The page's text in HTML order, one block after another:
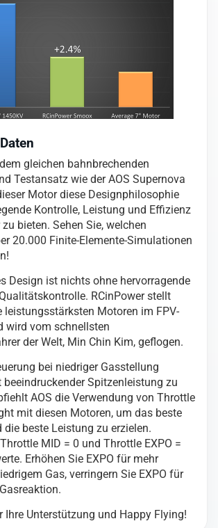
gleichen bahnbrechenden
Testansatz wie der AOS Supernova
Motor diese Designphilosophie
Kontrolle, Leistung und Effizienz
bieten. Sehen Sie, welchen
20.000 Finite-Elemente-Simulationen
Design ist nichts ohne hervorragende
RCinPower stellt
leistungsstärksten Motoren im FPV-
wird vom schnellsten
der Welt, Min Chin Kim, geflogen.
bei niedriger Gasstellung
Spitzenleistung zu
AOS die Verwendung von Throttle
mit diesen Motoren, um das beste
die beste Leistung zu erzielen.
MID = 0 und Throttle EXPO =
Erhöhen Sie EXPO für mehr
Gas, verringern Sie EXPO für
Ihre Unterstützung und Happy Flying!